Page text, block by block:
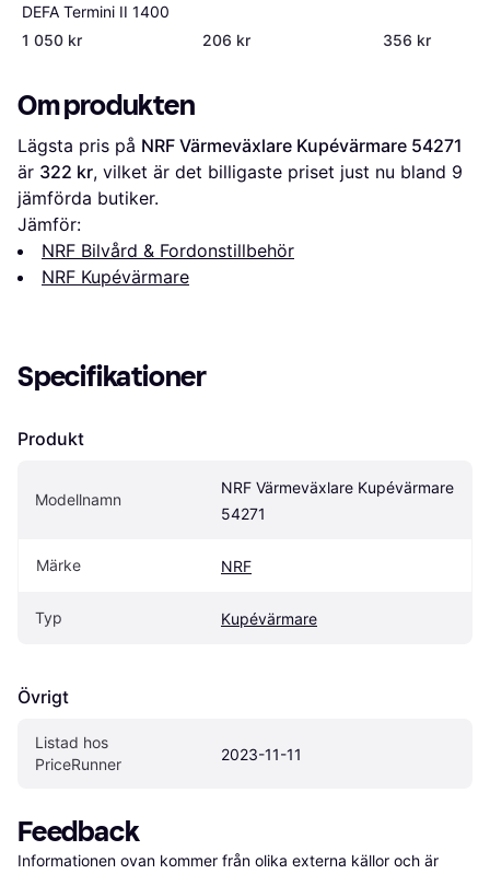
DEFA Termini II 1400
1 050 kr
206 kr 356 kr
Om produkten
Lägsta pris på NRF Värmeväxlare Kupévärmare 54271
är 322 kr, vilket är det billigaste priset just nu bland 9
jämförda butiker.
Jämför:
NRF Bilvård & Fordonstillbehör
NRF Kupévärmare
Specifikationer
Produkt
Modellnamn
NRF Värmeväxlare Kupévärmare
54271
Märke NRF
Typ Kupévärmare
Övrigt
Listad hos
PriceRunner
2023-11-11
Feedback
Informationen ovan kommer från olika externa källor och är